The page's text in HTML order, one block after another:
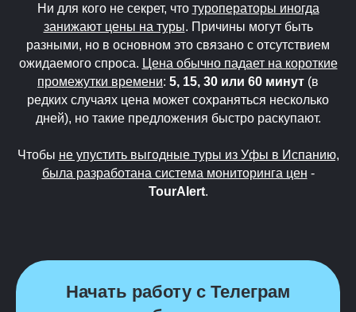
Ни для кого не секрет, что туроператоры иногда
занижают цены на туры. Причины могут быть
разными, но в основном это связано с отсутствием
ожидаемого спроса. Цена обычно падает на короткие
промежутки времени: 5, 15, 30 или 60 минут (в
редких случаях цена может сохраняться несколько
дней), но такие предложения быстро раскупают.
Чтобы не упустить выгодные туры из Уфы в Испанию,
была разработана система мониторинга цен -
TourAlert.
Начать работу с Телеграм